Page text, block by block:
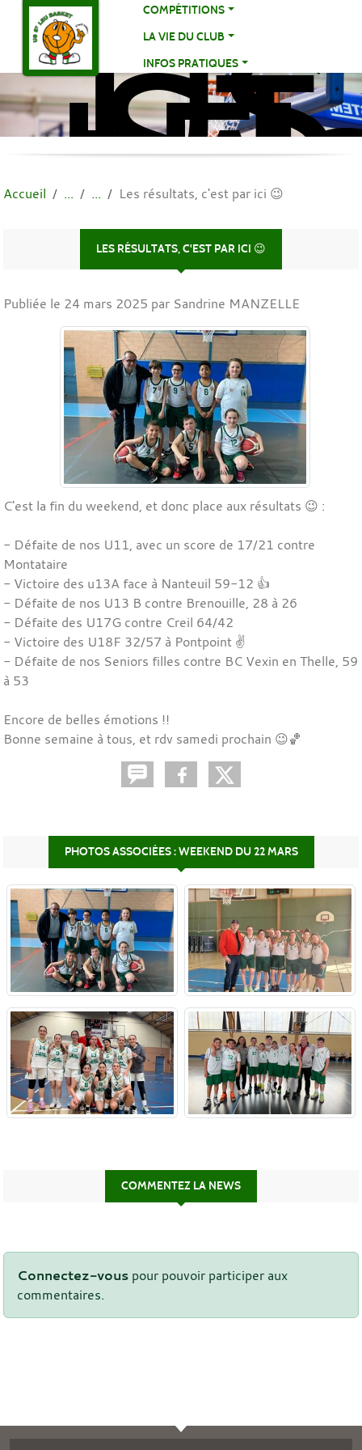
COMPÉTITIONS
LA VIE DU CLUB
INFOS PRATIQUES
US
ST
Accueil Les résultats, c'est par ici 😉
LES RÉSULTATS, C'EST PAR ICI 😉
Publiée le 24 mars 2025 par Sandrine MANZELLE
C'est la fin du weekend, et donc place aux résultats 😉 :
- Défaite de nos U11, avec un score de 17/21 contre
Montataire
- Victoire des u13A face à Nanteuil 59-12 👍
- Défaite de nos U13 B contre Brenouille, 28 à 26
- Défaite des U17G contre Creil 64/42
- Victoire des U18F 32/57 à Pontpoint ✌️
- Défaite de nos Seniors filles contre BC Vexin en Thelle, 59
à 53
Encore de belles émotions !!
Bonne semaine à tous, et rdv samedi prochain 😉🏀
PHOTOS ASSOCIÉES : WEEKEND DU 22 MARS
COMMENTEZ LA NEWS
Connectez-vous pour pouvoir participer aux
commentaires.
Panneau de gestion des cookies